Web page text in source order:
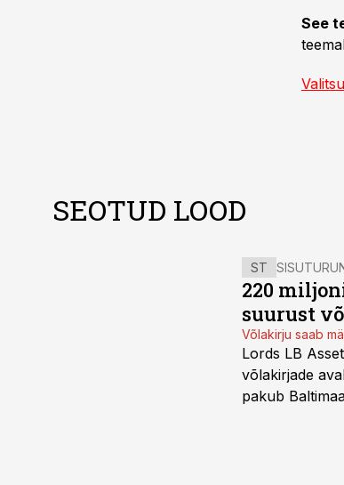
See
SEOTUD LOOD
ST
220
suurust
Võlakirju saab
Lords LB
võlakirjade
pakub